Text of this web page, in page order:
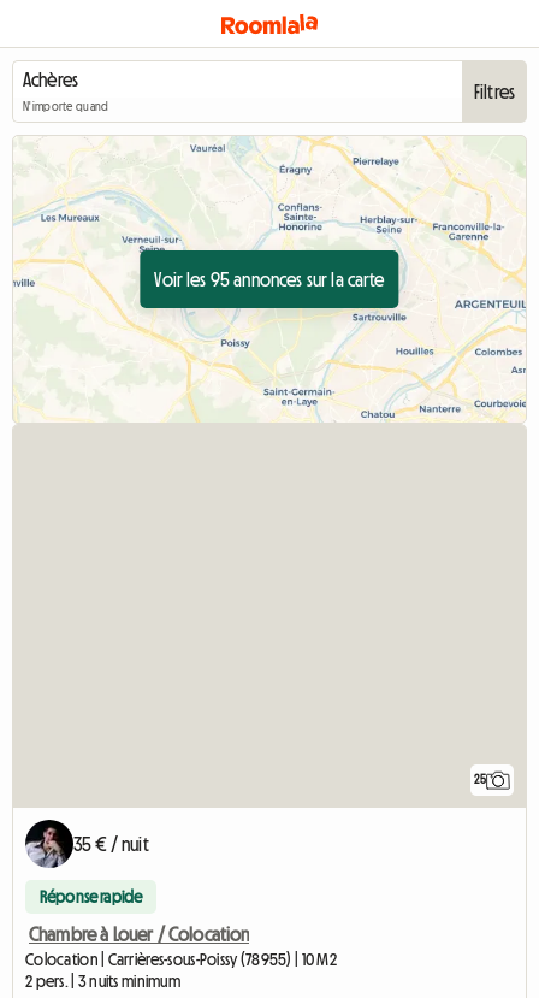
N'importe quand
Filtres
Voir les 95 annonces sur la carte
25
35 € / nuit
Réponse rapide
Chambre à Louer / Colocation
Colocation | Carrières-sous-Poissy (78955) | 10 M2
2 pers. | 3 nuits minimum